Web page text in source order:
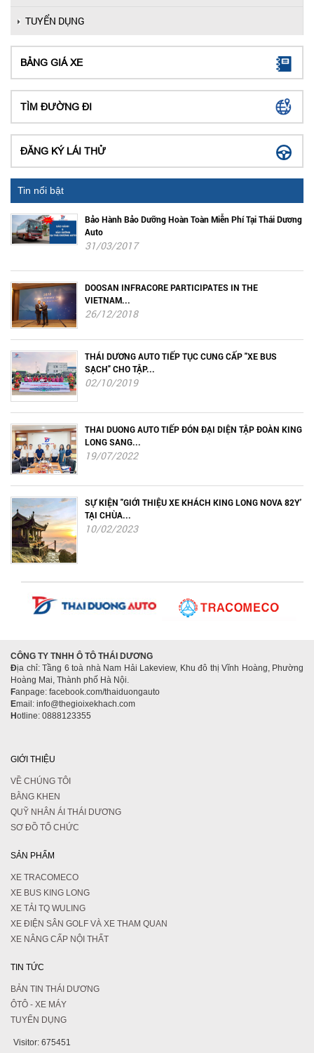
TUYỂN DỤNG
BẢNG GIÁ XE
TÌM ĐƯỜNG ĐI
ĐĂNG KÝ LÁI THỬ
Tin nổi bật
Bảo Hành Bảo Dưỡng Hoàn Toàn Miễn Phí Tại Thái Dương
Auto
31/03/2017
DOOSAN INFRACORE PARTICIPATES IN THE
VIETNAM...
26/12/2018
THÁI DƯƠNG AUTO TIẾP TỤC CUNG CẤP "XE BUS
SẠCH" CHO TẬP...
02/10/2019
THAI DUONG AUTO TIẾP ĐÓN ĐẠI DIỆN TẬP ĐOÀN KING
LONG SANG...
19/07/2022
SỰ KIỆN "GIỚI THIỆU XE KHÁCH KING LONG NOVA 82Y'
TẠI CHÙA...
10/02/2023
CÔNG TY TNHH Ô TÔ THÁI DƯƠNG
Địa chỉ: Tầng 6 toà nhà Nam Hải Lakeview, Khu đô thị Vĩnh Hoàng, Phường
Hoàng Mai, Thành phố Hà Nội.
Fanpage: facebook.com/thaiduongauto
Email: info@thegioixekhach.com
Hotline: 0888123355
GIỚI THIỆU
VỀ CHÚNG TÔI
BẰNG KHEN
QUỸ NHÂN ÁI THÁI DƯƠNG
SƠ ĐỒ TỔ CHỨC
SẢN PHẨM
XE TRACOMECO
XE BUS KING LONG
XE TẢI TQ WULING
XE ĐIỆN SÂN GOLF VÀ XE THAM QUAN
XE NÂNG CẤP NỘI THẤT
TIN TỨC
BẢN TIN THÁI DƯƠNG
ÔTÔ - XE MÁY
TUYỂN DỤNG
Visitor:675451